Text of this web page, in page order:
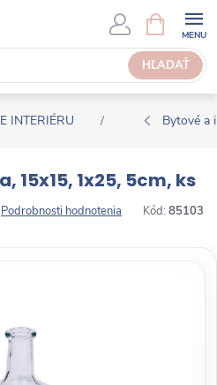
HĽADAŤ
Á
K
U
P
N
O
Š
Í
INTERIÉRU / Bytové a
15x15, 1x25, 5cm, ks
Podrobnosti hodnotenia Kód: 85103